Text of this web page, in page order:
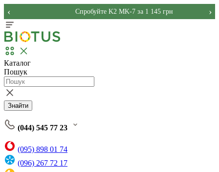
Спробуйте K2 MK-7 за 1 145 грн
‹ ›
Каталог
Пошук
Знайти
(044) 545 77 23
(095) 898 01 74
(096) 267 72 17